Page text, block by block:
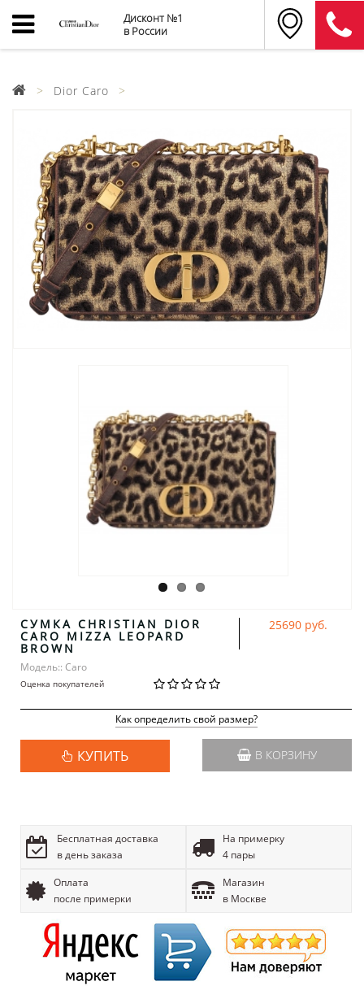
Дисконт №1
в России
Dior Caro
СУМКА CHRISTIAN DIOR
CARO MIZZA LEOPARD
BROWN
Модель:: Caro
Оценка покупателей
25690 руб.
Как определить свой размер?
КУПИТЬ В КОРЗИНУ
Бесплатная доставка
в день заказа
На примерку
4 пары
Оплата
после примерки
Магазин
в Москве